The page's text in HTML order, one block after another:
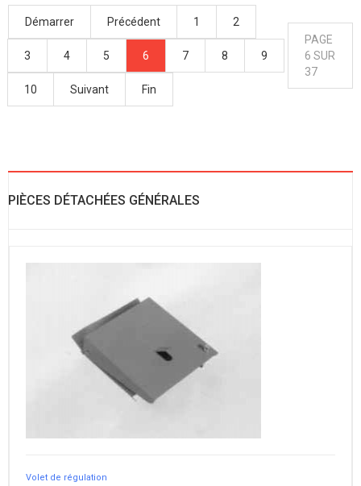
Démarrer Précédent 1 2
3 4 5 6 7 8 9
10 Suivant Fin
PAGE
6 SUR
37
PIÈCES DÉTACHÉES GÉNÉRALES
Volet de régulation